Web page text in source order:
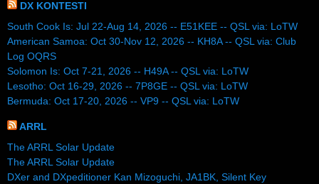
DX KONTESTI
South Cook Is: Jul 22-Aug 14, 2026 -- E51KEE -- QSL via: LoTW
American Samoa: Oct 30-Nov 12, 2026 -- KH8A -- QSL via: Club
Log OQRS
Solomon Is: Oct 7-21, 2026 -- H49A -- QSL via: LoTW
Lesotho: Oct 16-29, 2026 -- 7P8GE -- QSL via: LoTW
Bermuda: Oct 17-20, 2026 -- VP9 -- QSL via: LoTW
ARRL
The ARRL Solar Update
The ARRL Solar Update
DXer and DXpeditioner Kan Mizoguchi, JA1BK, Silent Key